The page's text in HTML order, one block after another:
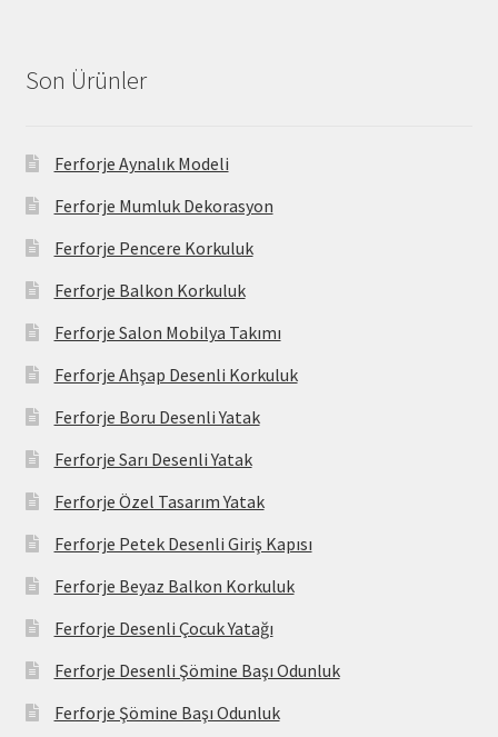
Son Ürünler
Ferforje Aynalık Modeli
Ferforje Mumluk Dekorasyon
Ferforje Pencere Korkuluk
Ferforje Balkon Korkuluk
Ferforje Salon Mobilya Takımı
Ferforje Ahşap Desenli Korkuluk
Ferforje Boru Desenli Yatak
Ferforje Sarı Desenli Yatak
Ferforje Özel Tasarım Yatak
Ferforje Petek Desenli Giriş Kapısı
Ferforje Beyaz Balkon Korkuluk
Ferforje Desenli Çocuk Yatağı
Ferforje Desenli Şömine Başı Odunluk
Ferforje Şömine Başı Odunluk